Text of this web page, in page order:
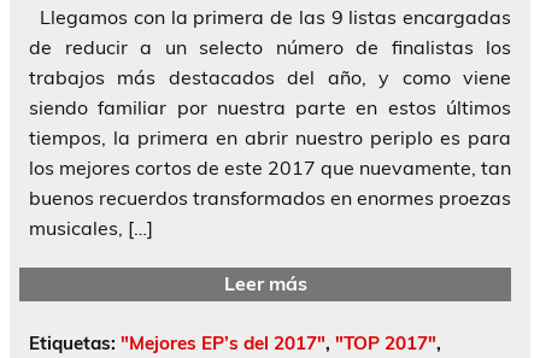
Llegamos con la primera de las 9 listas encargadas
de reducir a un selecto número de finalistas los
trabajos más destacados del año, y como viene
siendo familiar por nuestra parte en estos últimos
tiempos, la primera en abrir nuestro periplo es para
los mejores cortos de este 2017 que nuevamente, tan
buenos recuerdos transformados en enormes proezas
musicales, […]
Leer más
Etiquetas: "Mejores EP’s del 2017", "TOP 2017",